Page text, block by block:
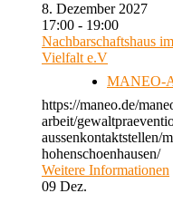
8. Dezember 2027
17:00 - 19:00
Nachbarschaftshaus
Vielfalt e.V
MANEO-
https://maneo.de/
arbeit/
aussenkontaktstellen/
hohenschoenhausen/
Weitere Informationen
09 Dez.